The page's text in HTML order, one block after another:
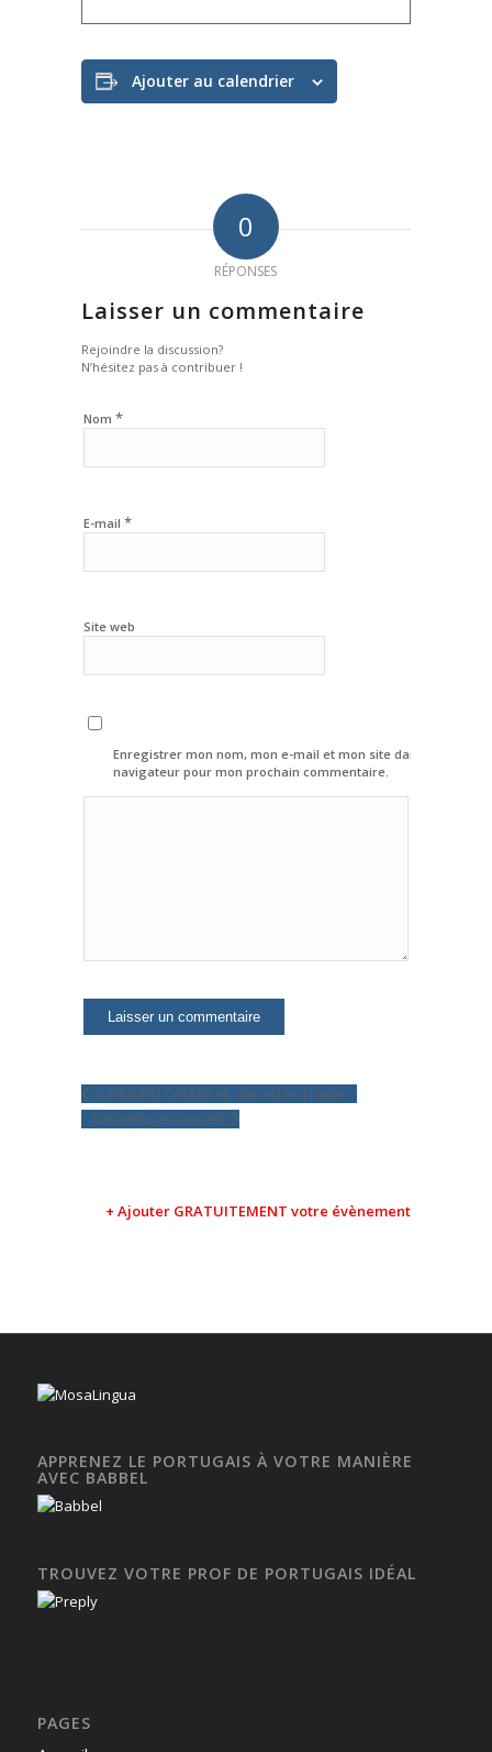
Ajouter au calendrier
0
RÉPONSES
Laisser un commentaire
Rejoindre la discussion?
N’hésitez pas à contribuer !
Nom *
E-mail *
Site web
Enregistrer mon nom, mon e-mail et mon site dans le
navigateur pour mon prochain commentaire.
Carlos DO CARMO en concert en France
Carminho en concert
+ Ajouter GRATUITEMENT votre évènement
APPRENEZ LE PORTUGAIS À VOTRE MANIÈRE
AVEC BABBEL
TROUVEZ VOTRE PROF DE PORTUGAIS IDÉAL
PAGES